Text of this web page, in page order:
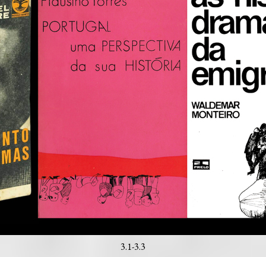
3.1-3.3